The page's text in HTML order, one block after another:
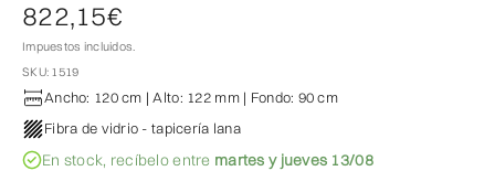
Precio de oferta
822,15€
Impuestos incluidos.
SKU: 1519
Ancho: 120 cm | Alto: 122 mm | Fondo: 90 cm
Fibra de vidrio - tapicería lana
En stock, recíbelo entre martes y jueves 13/08